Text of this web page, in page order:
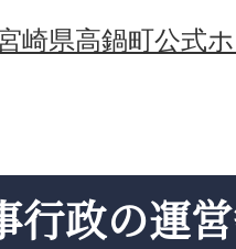
崎県高鍋町公式
行政の運